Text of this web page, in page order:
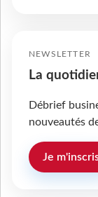
NEWSLETTER
La
Débrief
nouveautés
Je